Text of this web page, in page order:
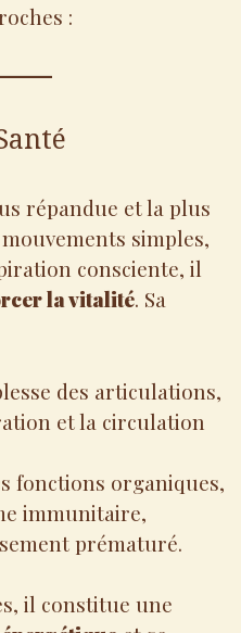
:
répandue et la plus
simples,
consciente, il
la vitalité. Sa
des articulations,
et la circulation
fonctions organiques,
immunitaire,
prématuré.
il constitue une